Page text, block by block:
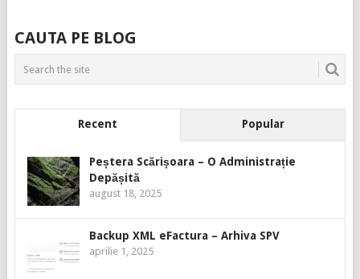
CAUTA PE BLOG
Recent Popular
Peștera Scărișoara – O Administrație
Depășită
august 18, 2025
Backup XML eFactura – Arhiva SPV
aprilie 1, 2025